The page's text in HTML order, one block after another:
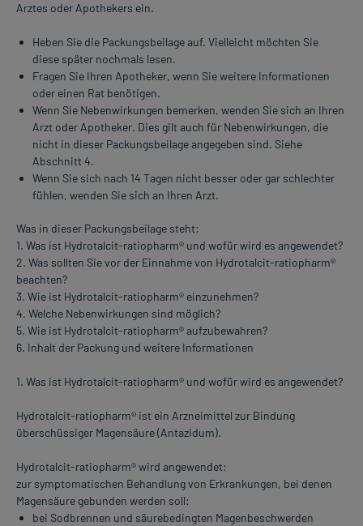
Arztes oder Apothekers ein.
Heben Sie die Packungsbeilage auf. Vielleicht möchten Sie
diese später nochmals lesen.
Fragen Sie Ihren Apotheker, wenn Sie weitere Informationen
oder einen Rat benötigen.
Wenn Sie Nebenwirkungen bemerken, wenden Sie sich an Ihren
Arzt oder Apotheker. Dies gilt auch für Nebenwirkungen, die
nicht in dieser Packungsbeilage angegeben sind. Siehe
Abschnitt 4.
Wenn Sie sich nach 14 Tagen nicht besser oder gar schlechter
fühlen, wenden Sie sich an Ihren Arzt.
Was in dieser Packungsbeilage steht:
1. Was ist Hydrotalcit-ratiopharm® und wofür wird es angewendet?
2. Was sollten Sie vor der Einnahme von Hydrotalcit-ratiopharm®
beachten?
3. Wie ist Hydrotalcit-ratiopharm® einzunehmen?
4. Welche Nebenwirkungen sind möglich?
5. Wie ist Hydrotalcit-ratiopharm® aufzubewahren?
6. Inhalt der Packung und weitere Informationen
1. Was ist Hydrotalcit-ratiopharm® und wofür wird es angewendet?
Hydrotalcit-ratiopharm® ist ein Arzneimittel zur Bindung
überschüssiger Magensäure (Antazidum).
Hydrotalcit-ratiopharm® wird angewendet:
zur symptomatischen Behandlung von Erkrankungen, bei denen
Magensäure gebunden werden soll:
bei Sodbrennen und säurebedingten Magenbeschwerden